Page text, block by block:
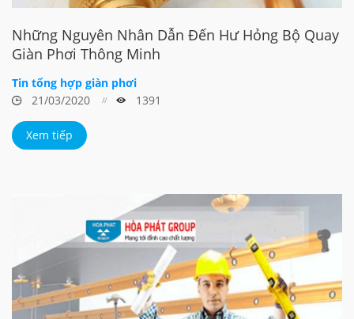
Những Nguyên Nhân Dẫn Đến Hư Hỏng Bộ Quay
Giàn Phơi Thông Minh
Tin tổng hợp giàn phơi
21/03/2020
1391
Xem tiếp